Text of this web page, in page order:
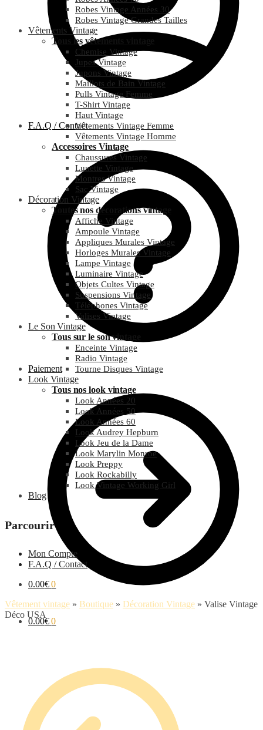
F.A.Q / Contact
Paiement
0.00€ 0
Robes Vintage Années 30
Robes Vintage Grandes Tailles
Vêtements Vintage
Tous les vêtements vintage
Chemise Vintage
Jupes Vintage
Jupons Vintage
Maillots de Bain Vintage
Pulls Vintage Femme
T-Shirt Vintage
Haut Vintage
Vêtements Vintage Femme
Vêtements Vintage Homme
Accessoires Vintage
Chaussures Vintage
Lunette Vintage
Montres Vintage
Sac Vintage
Décoration Vintage
Toutes nos décorations vintage
Affiche Vintage
Ampoule Vintage
Appliques Murales Vintage
Horloges Murales Vintage
Lampe Vintage
Luminaire Vintage
Objets Cultes Vintage
Suspensions Vintage
Téléphones Vintage
Valises Vintage
Le Son Vintage
Tous sur le son vintage
Enceinte Vintage
Radio Vintage
Tourne Disques Vintage
Look Vintage
Tous nos look vintage
Look Années 20
Look Années 50
Look Années 60
Look Audrey Hepburn
Look Jeu de la Dame
Look Marylin Monroe
Look Preppy
Look Rockabilly
Look Vintage Working Girl
Blog
Parcourir
Mon Compte
F.A.Q / Contact
0.00€ 0
Vêtement vintage » Boutique » Décoration Vintage » Valise Vintage
Déco USA